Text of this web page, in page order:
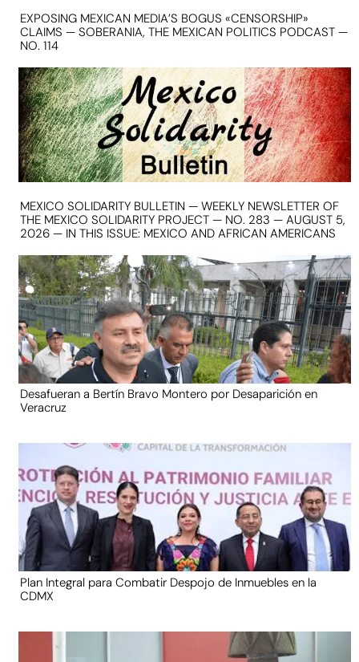
EXPOSING MEXICAN MEDIA’S BOGUS «CENSORSHIP»
CLAIMS — SOBERANIA, THE MEXICAN POLITICS PODCAST —
NO. 114
MEXICO SOLIDARITY BULLETIN — WEEKLY NEWSLETTER OF
THE MEXICO SOLIDARITY PROJECT — NO. 283 — AUGUST 5,
2026 — IN THIS ISSUE: MEXICO AND AFRICAN AMERICANS
Desafueran a Bertín Bravo Montero por Desaparición en
Veracruz
Plan Integral para Combatir Despojo de Inmuebles en la
CDMX